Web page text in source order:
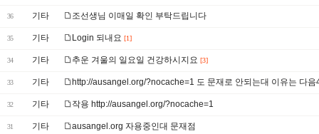
36 기타 조선생님 이매일 확인 부탁드립니다
35 기타 Login 되내요 [1]
34 기타 추운 겨울의 일요일 건강하시지요 [3]
33 기타 http://ausangel.org/?nocache=1 도 문재로 안되는대 이유는 다음
32 기타 작용 http://ausangel.org/?nocache=1
31 기타 ausangel.org 자용중인대 문재점